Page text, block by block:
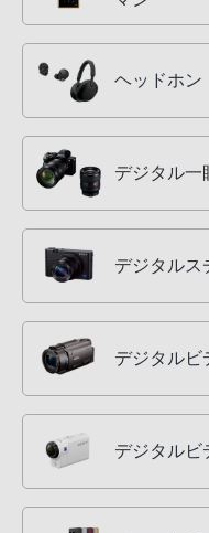
ヘッドホン
デジタル一
デジタルス
デジタルビ
デジタルビ